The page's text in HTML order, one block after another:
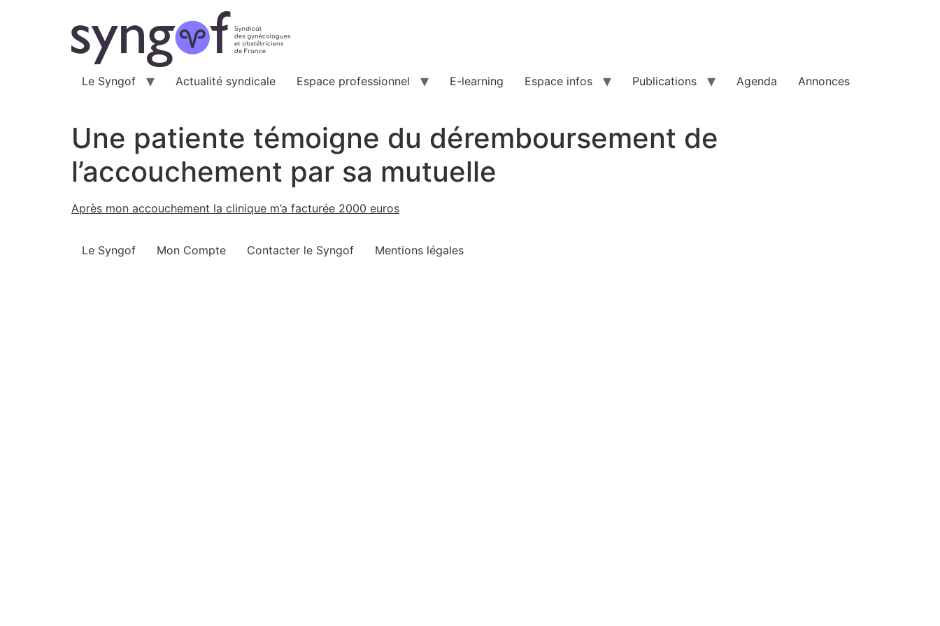
Le Syngof Actualité syndicale Espace professionnel E-learning Espace infos Publications Agenda Annonces
Une patiente témoigne du déremboursement de
l’accouchement par sa mutuelle
Après mon accouchement la clinique m’a facturée 2000 euros
Le Syngof Mon Compte Contacter le Syngof Mentions légales